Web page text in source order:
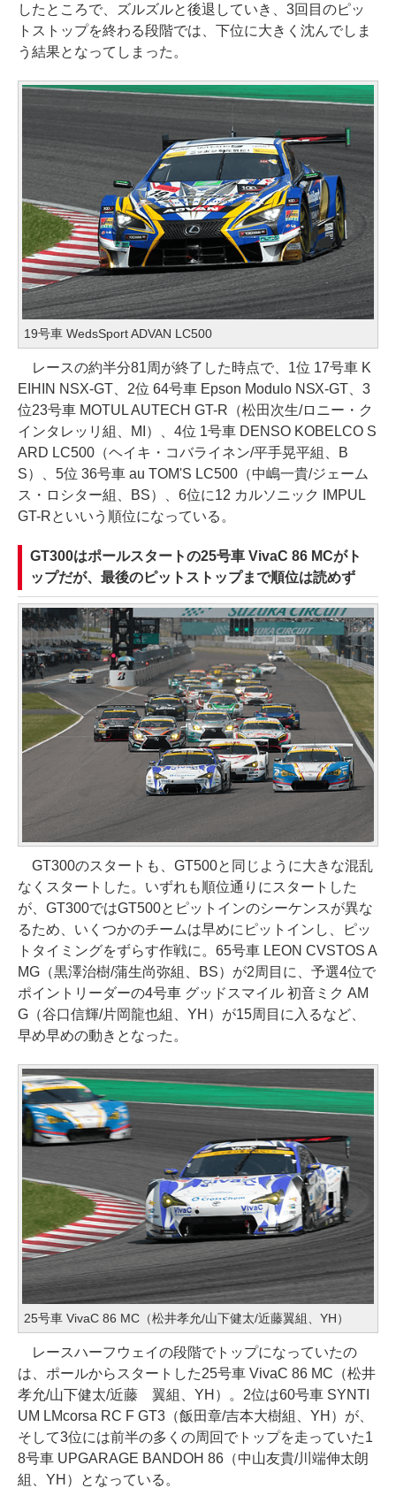
したところで、ズルズルと後退していき、3回目のピッ
トストップを終わる段階では、下位に大きく沈んでしま
う結果となってしまった。
19号車 WedsSport ADVAN LC500
レースの約半分81周が終了した時点で、1位 17号車 K
EIHIN NSX-GT、2位 64号車 Epson Modulo NSX-GT、3
位23号車 MOTUL AUTECH GT-R（松田次生/ロニー・ク
インタレッリ組、MI）、4位 1号車 DENSO KOBELCO S
ARD LC500（ヘイキ・コバライネン/平手晃平組、B
S）、5位 36号車 au TOM'S LC500（中嶋一貴/ジェーム
ス・ロシター組、BS）、6位に12 カルソニック IMPUL
GT-Rといいう順位になっている。
GT300はポールスタートの25号車 VivaC 86 MCがト
ップだが、最後のピットストップまで順位は読めず
GT300のスタートも、GT500と同じように大きな混乱
なくスタートした。いずれも順位通りにスタートした
が、GT300ではGT500とピットインのシーケンスが異な
るため、いくつかのチームは早めにピットインし、ピッ
トタイミングをずらす作戦に。65号車 LEON CVSTOS A
MG（黒澤治樹/蒲生尚弥組、BS）が2周目に、予選4位で
ポイントリーダーの4号車 グッドスマイル 初音ミク AM
G（谷口信輝/片岡龍也組、YH）が15周目に入るなど、
早め早めの動きとなった。
25号車 VivaC 86 MC（松井孝允/山下健太/近藤翼組、YH）
レースハーフウェイの段階でトップになっていたの
は、ポールからスタートした25号車 VivaC 86 MC（松井
孝允/山下健太/近藤 翼組、YH）。2位は60号車 SYNTI
UM LMcorsa RC F GT3（飯田章/吉本大樹組、YH）が、
そして3位には前半の多くの周回でトップを走っていた1
8号車 UPGARAGE BANDOH 86（中山友貴/川端伸太朗
組、YH）となっている。